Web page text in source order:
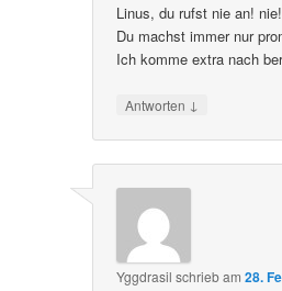
Linus, du rufst nie an! nie!
Du machst immer nur
Ich komme extra nach
Antworten ↓
Yggdrasil schriebam28.